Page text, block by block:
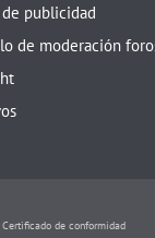
publicidad
de moderación
Certificado de conformidad